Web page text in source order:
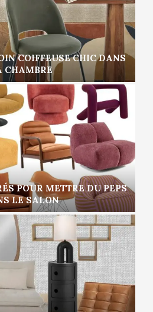
COIFFEUSE CHIC DANS
CHAMBRE
POUR METTRE DU PEPS
LE SALON